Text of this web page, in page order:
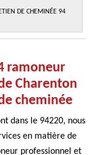
DE CHEMINÉE 94
ramoneur
Charenton
cheminée
dans le 94220, nous
en matière de
professionnel et